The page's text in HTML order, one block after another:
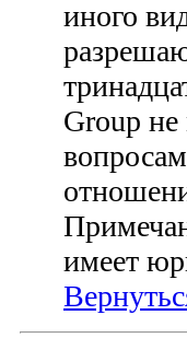
иного
Group
имеет